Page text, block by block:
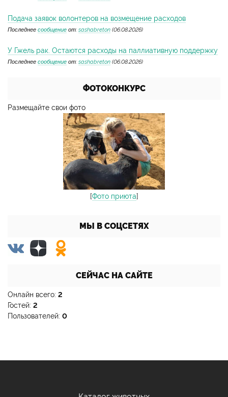
Подача заявок волонтеров на возмещение расходов
Последнее сообщение от: sashabreton (06.08.2026)
У Гжель рак. Остаются расходы на паллиативную поддержку
Последнее сообщение от: sashabreton (06.08.2026)
ФОТОКОНКУРС
Размещайте свои фото
[Фото приюта]
МЫ В СОЦСЕТЯХ
СЕЙЧАС НА САЙТЕ
Онлайн всего: 2
Гостей: 2
Пользователей: 0